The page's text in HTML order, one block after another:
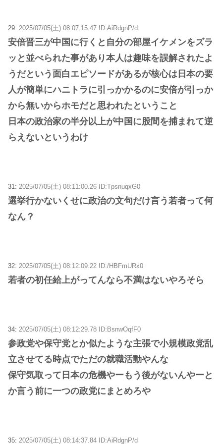
29: 2025/07/05(土) 08:07:15.47 ID:AiRdgnP/d
安倍晋三が中国に行くと自分の部屋イケメンをズラ
ッと並べられた事があり本人は趣味を誤解されたよ
うだという面白エピソードがあるが核心は日本の要
人が簡単にハニトラに引っかかるのに安倍が引っか
から無いからホモだと思われたということ
日本の政治家の半分以上が中国に股間を捕まれて逆
らえないというわけ
31: 2025/07/05(土) 08:11:00.26 ID:TpsnuqxG0
選挙行かないくせに政治の文句だけ言う若者って何
なん？
32: 2025/07/05(土) 08:12:09.22 ID:/HBFmURx0
若者の初任給上がってんなら不満はないやろそら
34: 2025/07/05(土) 08:12:29.78 ID:BsnwOqfF0
参政党や保守党とか似たような主張で小規模政党乱
立させてる時点でただの就職活動やんな
保守気取って日本の危機やーもう後がないんやーと
か言う前に一つの政党にまとめろや
35: 2025/07/05(土) 08:14:37.84 ID:AiRdgnP/d